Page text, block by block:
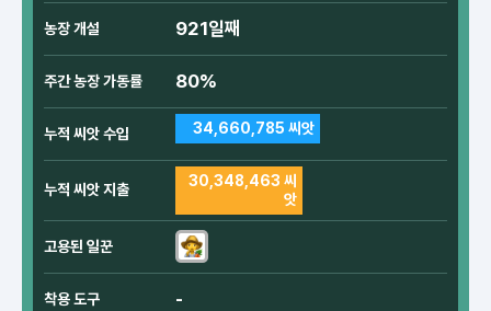
농장 개설 921일째
주간 농장 가동률 80%
누적 씨앗 수입 34,660,785 씨앗
누적 씨앗 지출
30,348,463 씨
앗
고용된 일꾼
착용 도구 -